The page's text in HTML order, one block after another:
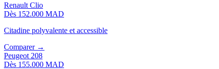
Renault Clio
Dès 152.000 MAD
Citadine polyvalente et accessible
Comparer →
Peugeot 208
Dès 155.000 MAD